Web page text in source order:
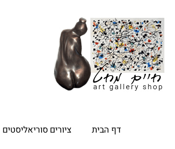
דף הבית ציורים סוריאליסטים